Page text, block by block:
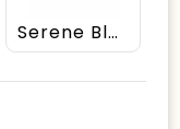
Serene Blue